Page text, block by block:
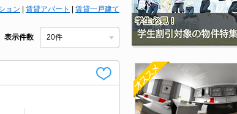
ョン 賃貸アパート 賃貸一戸建て
表示件数